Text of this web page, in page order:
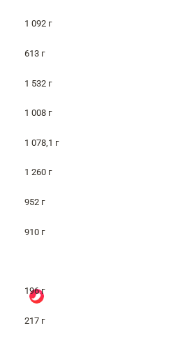
1 092 г
613 г
1 532 г
1 008 г
1 078,1 г
1 260 г
952 г
910 г
196 г
217 г